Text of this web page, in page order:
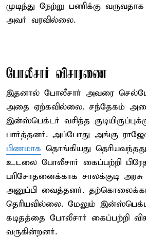
முடிந்து நேற்று பணிக்கு
அவர் வரவில்லை.
போலீசார் விசாரணை
இதனால் போலீசார் அவரை
அதை ஏற்கவில்லை. சந்தேகம்
இன்ஸ்பெக்டர் வசித்த
பார்த்தனர். அப்போது அங்கு
பிணமாக தொங்கியது
உடலை போலீசார் கைப்பற்றி
பரிசோதனைக்காக சாலக்குடி
அனுப்பி வைத்தனர்.
தெரியவில்லை. மேலும்
கடிதத்தை போலீசார் கைப்பற்றி
வருகின்றனர்.